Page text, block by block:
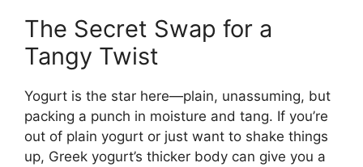
The Secret Swap for a
Tangy Twist
Yogurt is the star here—plain, unassuming, but
packing a punch in moisture and tang. If you’re
out of plain yogurt or just want to shake things
up, Greek yogurt’s thicker body can give you a